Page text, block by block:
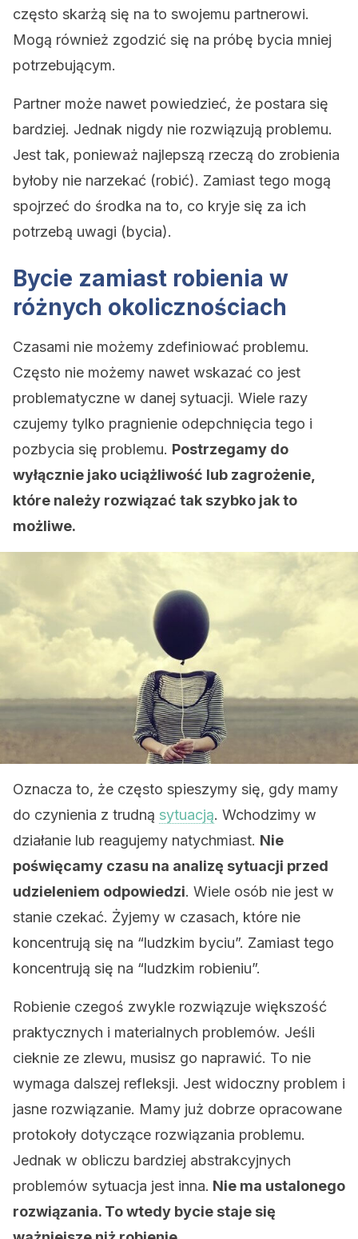
często skarżą się na to swojemu partnerowi.
Mogą również zgodzić się na próbę bycia mniej
potrzebującym.
Partner może nawet powiedzieć, że postara się
bardziej. Jednak nigdy nie rozwiązują problemu.
Jest tak, ponieważ najlepszą rzeczą do zrobienia
byłoby nie narzekać (robić). Zamiast tego mogą
spojrzeć do środka na to, co kryje się za ich
potrzebą uwagi (bycia).
Bycie zamiast robienia w
różnych okolicznościach
Czasami nie możemy zdefiniować problemu.
Często nie możemy nawet wskazać co jest
problematyczne w danej sytuacji. Wiele razy
czujemy tylko pragnienie odepchnięcia tego i
pozbycia się problemu. Postrzegamy do
wyłącznie jako uciążliwość lub zagrożenie,
które należy rozwiązać tak szybko jak to
możliwe.
Oznacza to, że często spieszymy się, gdy mamy
do czynienia z trudną sytuacją. Wchodzimy w
działanie lub reagujemy natychmiast. Nie
poświęcamy czasu na analizę sytuacji przed
udzieleniem odpowiedzi. Wiele osób nie jest w
stanie czekać. Żyjemy w czasach, które nie
koncentrują się na “ludzkim byciu”. Zamiast tego
koncentrują się na “ludzkim robieniu”.
Robienie czegoś zwykle rozwiązuje większość
praktycznych i materialnych problemów. Jeśli
cieknie ze zlewu, musisz go naprawić. To nie
wymaga dalszej refleksji. Jest widoczny problem i
jasne rozwiązanie. Mamy już dobrze opracowane
protokoły dotyczące rozwiązania problemu.
Jednak w obliczu bardziej abstrakcyjnych
problemów sytuacja jest inna. Nie ma ustalonego
rozwiązania. To wtedy bycie staje się